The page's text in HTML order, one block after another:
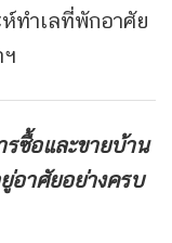
ห์ทำเลที่พักอาศัย
ซื้อและขายบ้าน
อาศัยอย่างครบ